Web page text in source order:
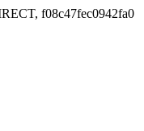
f08c47fec0942fa0